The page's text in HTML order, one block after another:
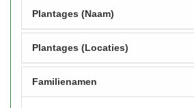
Plantages (Naam)
Plantages (Locaties)
Familienamen